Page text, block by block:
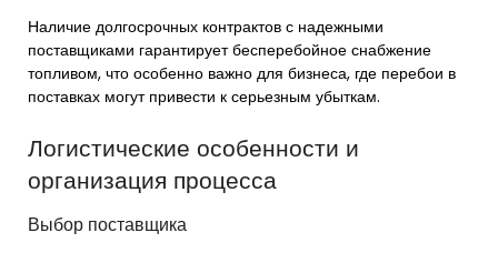
Наличие долгосрочных контрактов с надежными
поставщиками гарантирует бесперебойное снабжение
топливом, что особенно важно для бизнеса, где перебои в
поставках могут привести к серьезным убыткам.
Логистические особенности и
организация процесса
Выбор поставщика